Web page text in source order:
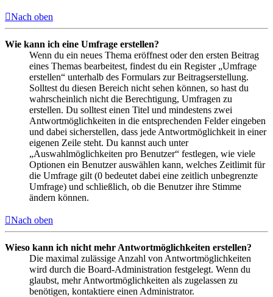
Nach oben
Wie kann ich eine Umfrage erstellen?
Wenn du ein neues Thema eröffnest oder den ersten Beitrag
eines Themas bearbeitest, findest du ein Register „Umfrage
erstellen“ unterhalb des Formulars zur Beitragserstellung.
Solltest du diesen Bereich nicht sehen können, so hast du
wahrscheinlich nicht die Berechtigung, Umfragen zu
erstellen. Du solltest einen Titel und mindestens zwei
Antwortmöglichkeiten in die entsprechenden Felder eingeben
und dabei sicherstellen, dass jede Antwortmöglichkeit in einer
eigenen Zeile steht. Du kannst auch unter
„Auswahlmöglichkeiten pro Benutzer“ festlegen, wie viele
Optionen ein Benutzer auswählen kann, welches Zeitlimit für
die Umfrage gilt (0 bedeutet dabei eine zeitlich unbegrenzte
Umfrage) und schließlich, ob die Benutzer ihre Stimme
ändern können.
Nach oben
Wieso kann ich nicht mehr Antwortmöglichkeiten erstellen?
Die maximal zulässige Anzahl von Antwortmöglichkeiten
wird durch die Board-Administration festgelegt. Wenn du
glaubst, mehr Antwortmöglichkeiten als zugelassen zu
benötigen, kontaktiere einen Administrator.